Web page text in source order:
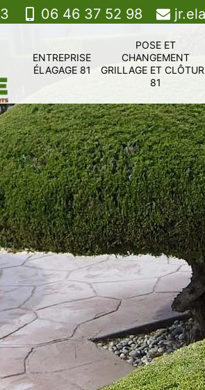
06 46 37 52 98
ENTREPRISE
ÉLAGAGE 81
POSE ET
CHANGEMENT
GRILLAGE ET
81